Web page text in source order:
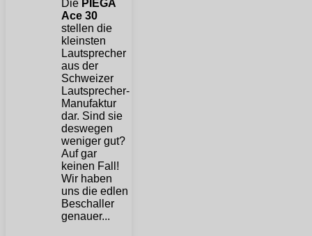
Die PIEGA
Ace 30
stellen die
kleinsten
Lautsprecher
aus der
Schweizer
Lautsprecher-
Manufaktur
dar. Sind sie
deswegen
weniger gut?
Auf gar
keinen Fall!
Wir haben
uns die edlen
Beschaller
genauer...